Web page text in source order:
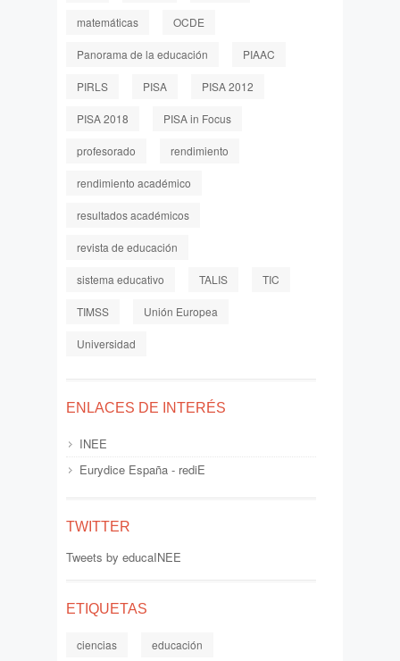
matemáticas OCDE
Panorama de la educación PIAAC
PIRLS PISA PISA 2012
PISA 2018 PISA in Focus
profesorado rendimiento
rendimiento académico
resultados académicos
revista de educación
sistema educativo TALIS TIC
TIMSS Unión Europea
Universidad
ENLACES DE INTERÉS
INEE
Eurydice España - rediE
TWITTER
Tweets by educaINEE
ETIQUETAS
ciencias educación